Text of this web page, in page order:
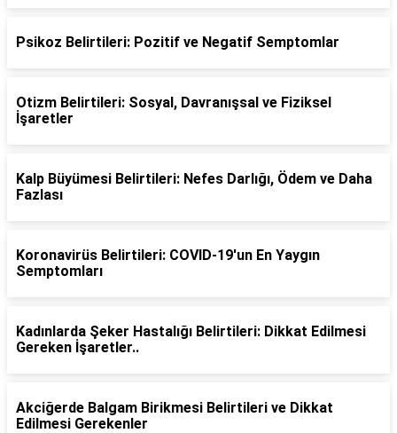
Psikoz Belirtileri: Pozitif ve Negatif Semptomlar
Otizm Belirtileri: Sosyal, Davranışsal ve Fiziksel
İşaretler
Kalp Büyümesi Belirtileri: Nefes Darlığı, Ödem ve Daha
Fazlası
Koronavirüs Belirtileri: COVID-19'un En Yaygın
Semptomları
Kadınlarda Şeker Hastalığı Belirtileri: Dikkat Edilmesi
Gereken İşaretler..
Akciğerde Balgam Birikmesi Belirtileri ve Dikkat
Edilmesi Gerekenler